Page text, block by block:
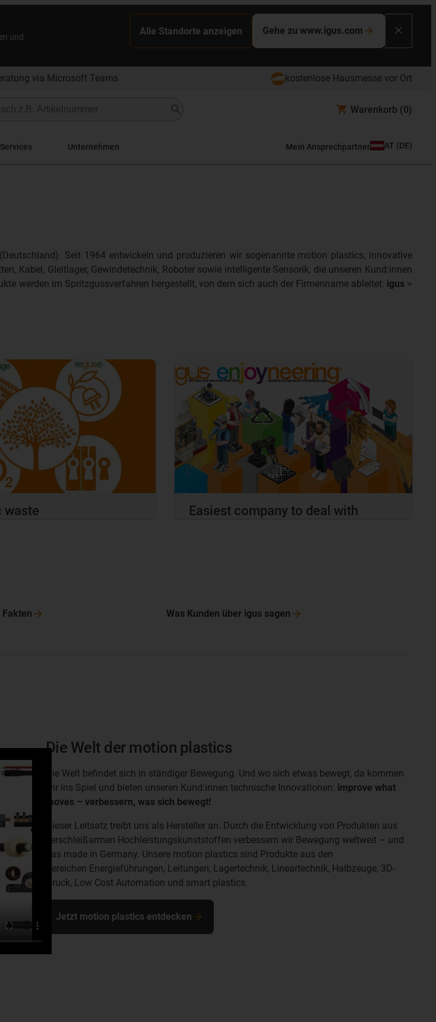
und
Alle Standorte anzeigen Gehe zu www.igus.com
via Microsoft Teams kostenlose Hausmesse vor Ort
Warenkorb (0)
Services Unternehmen Mein Ansprechpartner AT (DE)
Seit 1964 entwickeln und produzieren wir sogenannte motion plastics, innovative
Kabel, Gleitlager, Gewindetechnik, Roboter sowie intelligente Sensorik, die unseren Kund:innen
werden im Spritzgussverfahren hergestellt, von dem sich auch der Firmenname ableitet: igus=
waste Easiest company to deal with
Fakten Was Kunden über igus sagen
Die Welt der motion plastics
Die Welt befindet sich in ständiger Bewegung. Und wo sich etwas bewegt, da kommen
wir ins Spiel und bieten unseren Kund:innen technische Innovationen: improve what
moves – verbessern, was sich bewegt!
Dieser Leitsatz treibt uns als Hersteller an. Durch die Entwicklung von Produkten aus
verschleißarmen Hochleistungskunststoffen verbessern wir Bewegung weltweit – und
das made in Germany. Unsere motion plastics sind Produkte aus den
Bereichen Energieführungen, Leitungen, Lagertechnik, Lineartechnik, Halbzeuge, 3D-
Druck, Low Cost Automation und smart plastics.
Jetzt motion plastics entdecken